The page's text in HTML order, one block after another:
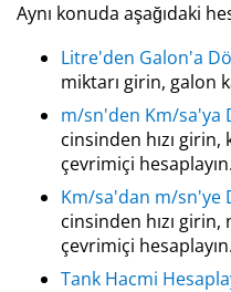
Aynı konuda aşağıdaki
Litre'den Galon'a
miktarı girin, galon
m/sn'den Km/sa'ya
cinsinden hızı girin,
çevrimiçi hesaplayın.
Km/sa'dan m/sn'ye
cinsinden hızı girin,
çevrimiçi hesaplayın.
Tank Hacmi